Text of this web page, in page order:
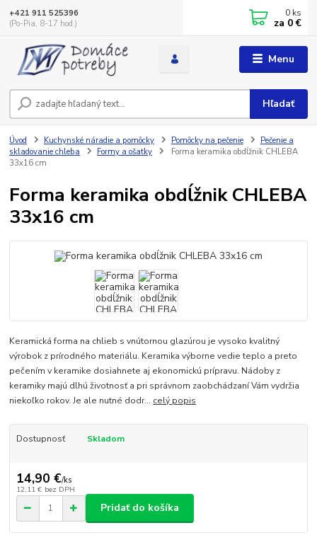
Menu
Hľadať
+421 911 525396
(Po-Pia, 8-17 hod.)
0 ks
za 0 €
Úvod Kuchynské náradie a pomôcky Pomôcky na pečenie
Pečenie a
skladovanie chleba
Formy a ošatky
Forma keramika obdĺžnik CHLEBA
33x16 cm
Forma keramika obdĺžnik CHLEBA
33x16 cm
Keramická forma na chlieb s vnútornou glazúrou je vysoko kvalitný
výrobok z prírodného materiálu. Keramika výborne vedie teplo a preto
pečením v keramike dosiahnete aj ekonomickú prípravu. Nádoby z
keramiky majú dlhú životnosť a pri správnom zaobchádzaní Vám vydržia
niekoľko rokov. Je ale nutné dodr... celý popis
Dostupnosť Skladom
14,90 €/ks
12,11 € bez DPH
Pridať do košíka